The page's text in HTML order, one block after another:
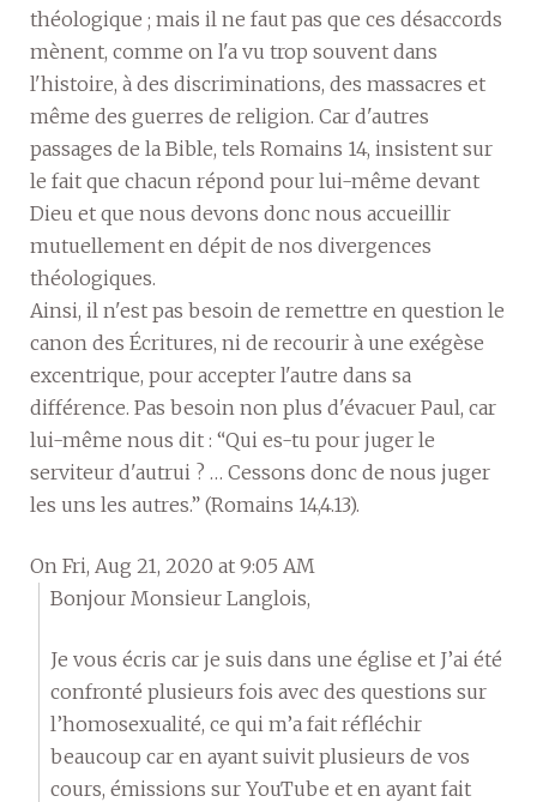
théologique ; mais il ne faut pas que ces désaccords
mènent, comme on l'a vu trop souvent dans
l'histoire, à des discriminations, des massacres et
même des guerres de religion. Car d'autres
passages de la Bible, tels Romains 14, insistent sur
le fait que chacun répond pour lui-même devant
Dieu et que nous devons donc nous accueillir
mutuellement en dépit de nos divergences
théologiques.
Ainsi, il n'est pas besoin de remettre en question le
canon des Écritures, ni de recourir à une exégèse
excentrique, pour accepter l'autre dans sa
différence. Pas besoin non plus d'évacuer Paul, car
lui-même nous dit : “Qui es-tu pour juger le
serviteur d'autrui ? … Cessons donc de nous juger
les uns les autres.” (Romains 14,4.13).
On Fri, Aug 21, 2020 at 9:05 AM
Bonjour Monsieur Langlois,
Je vous écris car je suis dans une église et J’ai été
confronté plusieurs fois avec des questions sur
l’homosexualité, ce qui m’a fait réfléchir
beaucoup car en ayant suivit plusieurs de vos
cours, émissions sur YouTube et en ayant fait